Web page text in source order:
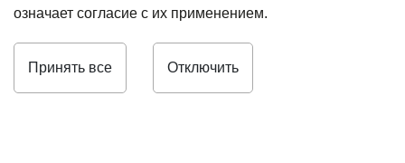
означает согласие с их применением.
Принять все Отключить